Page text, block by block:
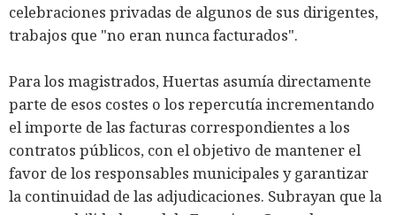
celebraciones privadas de algunos de sus dirigentes,
trabajos que "no eran nunca facturados".
Para los magistrados, Huertas asumía directamente
parte de esos costes o los repercutía incrementando
el importe de las facturas correspondientes a los
contratos públicos, con el objetivo de mantener el
favor de los responsables municipales y garantizar
la continuidad de las adjudicaciones. Subrayan que la